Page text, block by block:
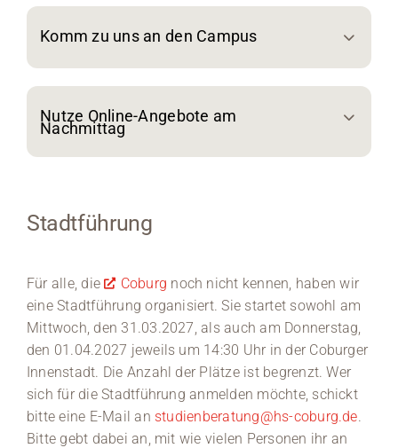
Komm zu uns an den Campus
Nutze Online-Angebote am
Nachmittag
Stadtführung
Für alle, die Coburg noch nicht kennen, haben wir
eine Stadtführung organisiert. Sie startet sowohl am
Mittwoch, den 31.03.2027, als auch am Donnerstag,
den 01.04.2027 jeweils um 14:30 Uhr in der Coburger
Innenstadt. Die Anzahl der Plätze ist begrenzt. Wer
sich für die Stadtführung anmelden möchte, schickt
bitte eine E-Mail an studienberatung@hs-coburg.de.
Bitte gebt dabei an, mit wie vielen Personen ihr an